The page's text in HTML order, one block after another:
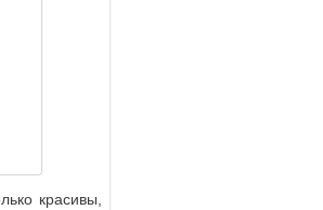
красивы,